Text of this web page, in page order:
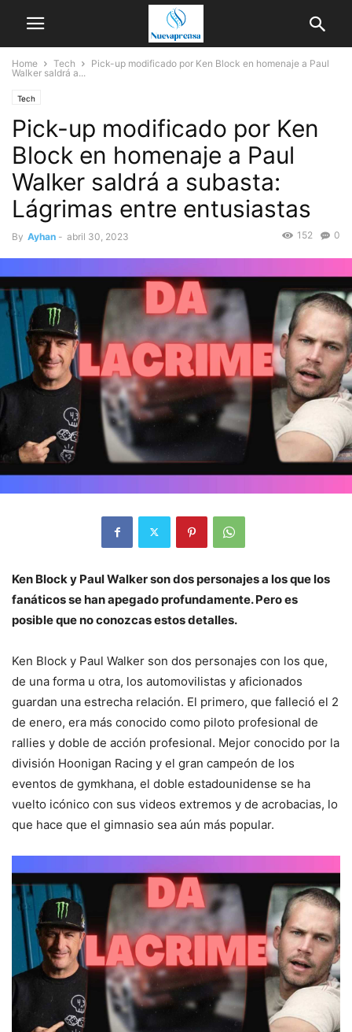
Home Tech
Pick-up modificado por Ken Block en homenaje a Paul
Walker saldrá a...
Tech
Pick-up modificado por Ken
Block en homenaje a Paul
Walker saldrá a subasta:
Lágrimas entre entusiastas
By Ayhan - abril 30, 2023 0
152
Ken Block y Paul Walker son dos personajes a los que los
fanáticos se han apegado profundamente. Pero es
posible que no conozcas estos detalles.
Ken Block y Paul Walker son dos personajes con los que,
de una forma u otra, los automovilistas y aficionados
guardan una estrecha relación. El primero, que falleció el 2
de enero, era más conocido como piloto profesional de
rallies y doble de acción profesional. Mejor conocido por la
división Hoonigan Racing y el gran campeón de los
eventos de gymkhana, el doble estadounidense se ha
vuelto icónico con sus videos extremos y de acrobacias, lo
que hace que el gimnasio sea aún más popular.